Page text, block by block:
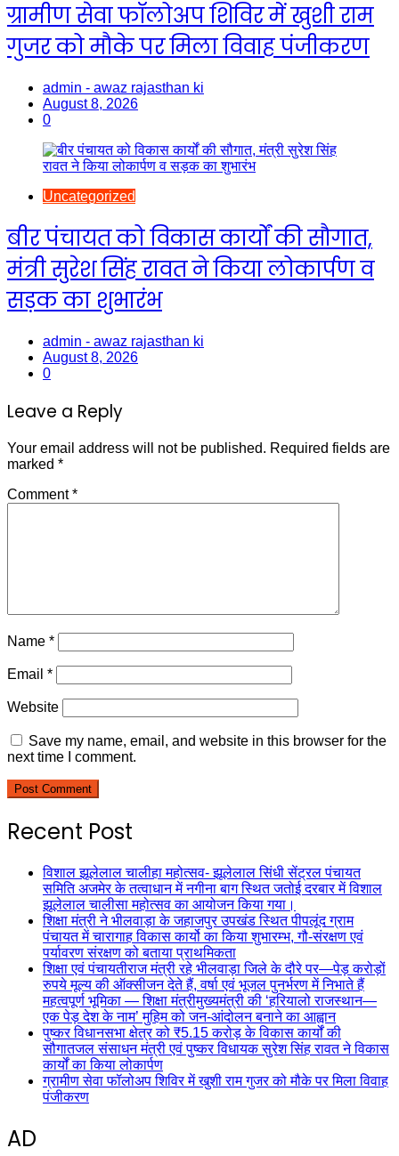
ग्रामीण सेवा फॉलोअप शिविर में खुशी राम
गुजर को मौके पर मिला विवाह पंजीकरण
admin - awaz rajasthan ki
August 8, 2026
0
Uncategorized
बीर पंचायत को विकास कार्यों की सौगात,
मंत्री सुरेश सिंह रावत ने किया लोकार्पण व
सड़क का शुभारंभ
admin - awaz rajasthan ki
August 8, 2026
0
Leave a Reply
Your email address will not be published. Required fields are
marked *
Comment*
Name *
Email *
Website
Save my name, email, and website in this browser for the
next time I comment.
Recent Post
विशाल झूलेलाल चालीहा महोत्सव- झूलेलाल सिंधी सेंट्रल पंचायत
समिति अजमेर के तत्वाधान में नगीना बाग स्थित जतोई दरबार में विशाल
झूलेलाल चालीसा महोत्सव का आयोजन किया गया।
शिक्षा मंत्री ने भीलवाड़ा के जहाजपुर उपखंड स्थित पीपलूंद ग्राम
पंचायत में चारागाह विकास कार्यो का किया शुभारम्भ, गौ-संरक्षण एवं
पर्यावरण संरक्षण को बताया प्राथमिकता
शिक्षा एवं पंचायतीराज मंत्री रहे भीलवाड़ा जिले के दौरे पर—पेड़ करोड़ों
रुपये मूल्य की ऑक्सीजन देते हैं, वर्षा एवं भूजल पुनर्भरण में निभाते हैं
महत्वपूर्ण भूमिका — शिक्षा मंत्रीमुख्यमंत्री की ‘हरियालो राजस्थान—
एक पेड़ देश के नाम’ मुहिम को जन-आंदोलन बनाने का आह्वान
पुष्कर विधानसभा क्षेत्र को ₹5.15 करोड़ के विकास कार्यों की
सौगातजल संसाधन मंत्री एवं पुष्कर विधायक सुरेश सिंह रावत ने विकास
कार्यों का किया लोकार्पण
ग्रामीण सेवा फॉलोअप शिविर में खुशी राम गुजर को मौके पर मिला विवाह
पंजीकरण
AD